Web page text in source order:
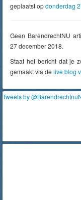
geplaatst opdonderdag
Geen BarendrechtNU
27 december 2018.
Staat het bericht dat je
gemaakt via de live blog
Tweets by